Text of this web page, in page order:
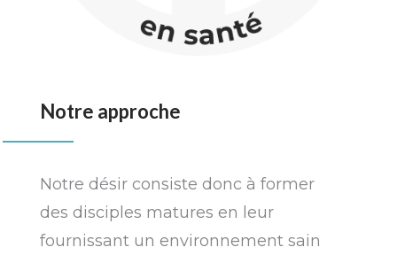
Notre approche
Notre désir consiste donc à former
des disciples matures en leur
fournissant un environnement sain